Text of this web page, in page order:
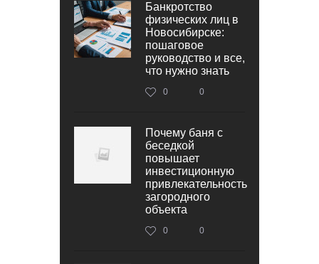
Банкротство
физических лиц в
Новосибирске:
пошаговое
руководство и все,
что нужно знать
0 0
Почему баня с
беседкой
повышает
инвестиционную
привлекательность
загородного
объекта
0 0